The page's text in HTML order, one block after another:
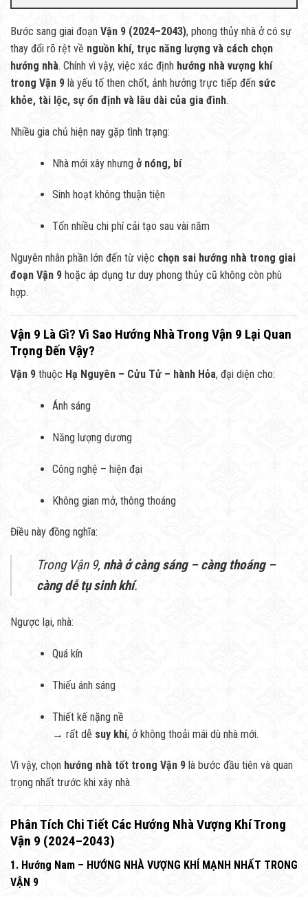
Bước sang giai đoạn Vận 9 (2024–2043), phong thủy nhà ở có sự
thay đổi rõ rệt về nguồn khí, trục năng lượng và cách chọn
hướng nhà. Chính vì vậy, việc xác định hướng nhà vượng khí
trong Vận 9 là yếu tố then chốt, ảnh hưởng trực tiếp đến sức
khỏe, tài lộc, sự ổn định và lâu dài của gia đình.
Nhiều gia chủ hiện nay gặp tình trạng:
Nhà mới xây nhưng ở nóng, bí
Sinh hoạt không thuận tiện
Tốn nhiều chi phí cải tạo sau vài năm
Nguyên nhân phần lớn đến từ việc chọn sai hướng nhà trong giai
đoạn Vận 9 hoặc áp dụng tư duy phong thủy cũ không còn phù
hợp.
Vận 9 Là Gì? Vì Sao Hướng Nhà Trong Vận 9 Lại Quan
Trọng Đến Vậy?
Vận 9 thuộc Hạ Nguyên – Cửu Tử – hành Hỏa, đại diện cho:
Ánh sáng
Năng lượng dương
Công nghệ – hiện đại
Không gian mở, thông thoáng
Điều này đồng nghĩa:
Trong Vận 9, nhà ở càng sáng – càng thoáng –
càng dễ tụ sinh khí.
Ngược lại, nhà:
Quá kín
Thiếu ánh sáng
Thiết kế nặng nề
→ rất dễ suy khí, ở không thoải mái dù nhà mới.
Vì vậy, chọn hướng nhà tốt trong Vận 9 là bước đầu tiên và quan
trọng nhất trước khi xây nhà.
Phân Tích Chi Tiết Các Hướng Nhà Vượng Khí Trong
Vận 9 (2024–2043)
1. Hướng Nam – HƯỚNG NHÀ VƯỢNG KHÍ MẠNH NHẤT TRONG
VẬN 9